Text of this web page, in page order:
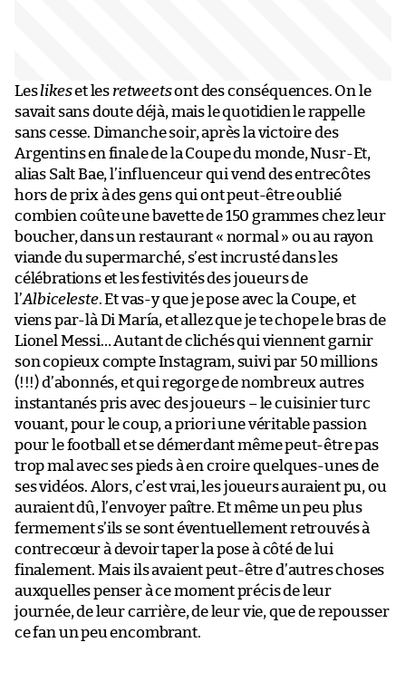
Leslikeset les retweetsont des conséquences. On le
savait sans doute déjà, mais le quotidien le rappelle
sans cesse. Dimanche soir, après la victoire des
Argentins en finale de la Coupe du monde, Nusr-Et,
alias Salt Bae, l’influenceur qui vend des entrecôtes
hors de prix à des gens qui ont peut-être oublié
combien coûte une bavette de 150 grammes chez leur
boucher, dans un restaurant « normal » ou au rayon
viande du supermarché, s’est incrusté dans les
célébrations et les festivités des joueurs de
l’Albiceleste. Et vas-y que je pose avec la Coupe, et
viens par-là Di María, et allez que je te chope le bras de
Lionel Messi… Autant de clichés qui viennent garnir
son copieux compte Instagram, suivi par 50 millions
(!!!) d’abonnés, et qui regorge de nombreux autres
instantanés pris avec des joueurs – le cuisinier turc
vouant, pour le coup, a priori une véritable passion
pour le football et se démerdant même peut-être pas
trop mal avec ses pieds à en croire quelques-unes de
ses vidéos. Alors, c’est vrai, les joueurs auraient pu, ou
auraient dû, l’envoyer paître. Et même un peu plus
fermement s’ils se sont éventuellement retrouvés à
contrecœur à devoir taper la pose à côté de lui
finalement. Mais ils avaient peut-être d’autres choses
auxquelles penser à ce moment précis de leur
journée, de leur carrière, de leur vie, que de repousser
ce fan un peu encombrant.